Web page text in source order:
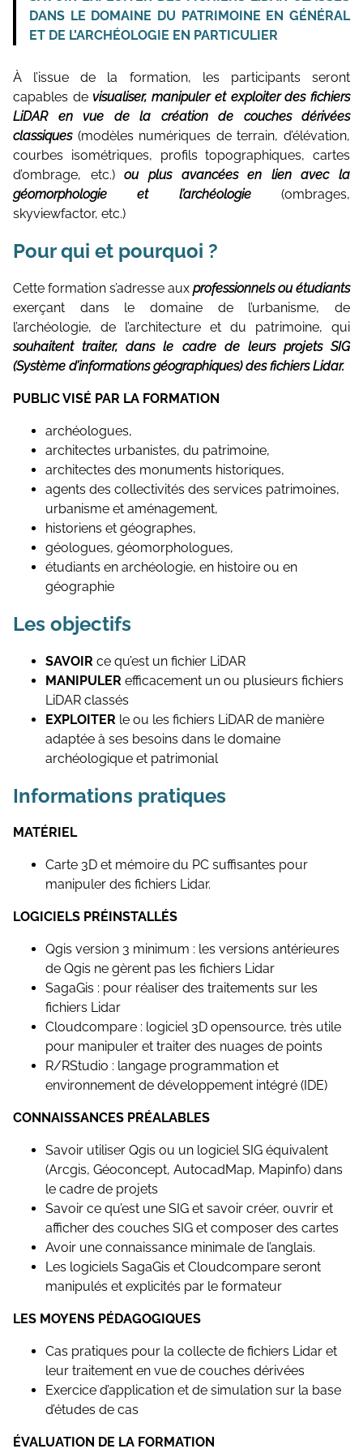
Topographie et Photogrammétrie
Drones
Inventaires du patrimoine
Systèmes d’information géographique
HArpage
La formation QGIS
Études du mobilier
Études géoarchéologiques
Communication et Valorisation
Publications de l’équipe
Sensibilisation aux gestes et postures
DANS LE DOMAINE DU PATRIMOINE EN GÉNÉRAL
ET DE L’ARCHÉOLOGIE EN PARTICULIER
À l’issue de la formation, les participants seront
capables de visualiser, manipuler et exploiter des fichiers
LiDAR en vue de la création de couches dérivées
classiques(modèles numériques de terrain, d’élévation,
courbes isométriques, profils topographiques, cartes
d’ombrage, etc.)ou plus avancées en lien avec la
géomorphologie et l’archéologie(ombrages,
skyviewfactor, etc.)
Pour qui et pourquoi ?
Cette formation s’adresse aux professionnels ou étudiants
exerçant dans le domaine de l’urbanisme, de
l’archéologie, de l’architecture et du patrimoine, qui
souhaitent traiter, dans le cadre de leurs projets SIG
(Système d’informations géographiques) des fichiers Lidar.
PUBLIC VISÉ PAR LA FORMATION
archéologues,
architectes urbanistes, du patrimoine,
architectes des monuments historiques,
agents des collectivités des services patrimoines,
urbanisme et aménagement,
historiens et géographes,
géologues, géomorphologues,
étudiants en archéologie, en histoire ou en
géographie
Les objectifs
SAVOIR ce qu’est un fichier LiDAR
MANIPULER efficacement un ou plusieurs fichiers
LiDAR classés
EXPLOITER le ou les fichiers LiDAR de manière
adaptée à ses besoins dans le domaine
archéologique et patrimonial
Informations pratiques
MATÉRIEL
Carte 3D et mémoire du PC suffisantes pour
manipuler des fichiers Lidar.
LOGICIELS PRÉINSTALLÉS
Qgis version 3 minimum : les versions antérieures
de Qgis ne gèrent pas les fichiers Lidar
SagaGis : pour réaliser des traitements sur les
fichiers Lidar
Cloudcompare : logiciel 3D opensource, très utile
pour manipuler et traiter des nuages de points
R/RStudio : langage programmation et
environnement de développement intégré (IDE)
CONNAISSANCES PRÉALABLES
Savoir utiliser Qgis ou un logiciel SIG équivalent
(Arcgis, Géoconcept, AutocadMap, Mapinfo) dans
le cadre de projets
Savoir ce qu’est une SIG et savoir créer, ouvrir et
afficher des couches SIG et composer des cartes
Avoir une connaissance minimale de l’anglais.
Les logiciels SagaGis et Cloudcompare seront
manipulés et explicités par le formateur
LES MOYENS PÉDAGOGIQUES
Cas pratiques pour la collecte de fichiers Lidar et
leur traitement en vue de couches dérivées
Exercice d’application et de simulation sur la base
d’études de cas
ÉVALUATION DE LA FORMATION